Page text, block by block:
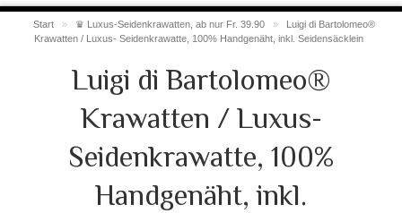
Start » ♛ Luxus-Seidenkrawatten, ab nur Fr. 39.90 »
Luigi di Bartolomeo®
Krawatten / Luxus- Seidenkrawatte, 100% Handgenäht, inkl. Seidensäcklein
Luigi di Bartolomeo®
Krawatten / Luxus-
Seidenkrawatte, 100%
Handgenäht, inkl.